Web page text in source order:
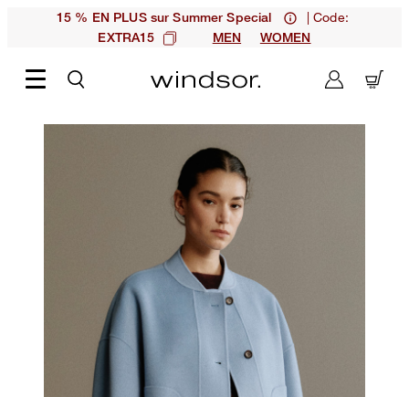
15 % EN PLUS sur Summer Special | Code:
EXTRA15 MEN WOMEN